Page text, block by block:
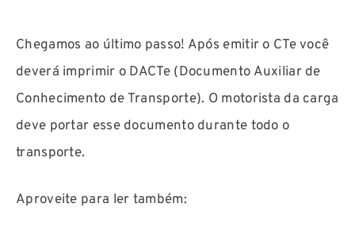
Chegamos ao último passo! Após emitir o CTe você
deverá imprimir o DACTe (Documento Auxiliar de
Conhecimento de Transporte). O motorista da carga
deve portar esse documento durante todo o
transporte.
Aproveite para ler também: